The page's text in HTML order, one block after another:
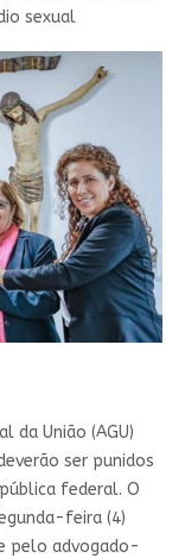
sexual
da União (AGU)
ser punidos
federal. O
feira (4)
pelo advogado-